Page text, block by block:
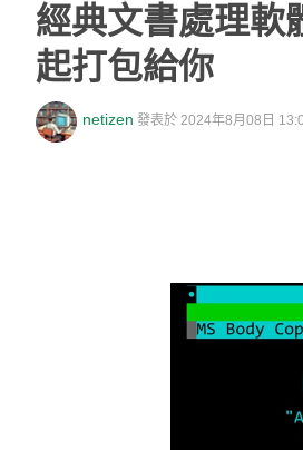
經典文書處理軟
起打包給你
netizen 發表於 2024年8月08日